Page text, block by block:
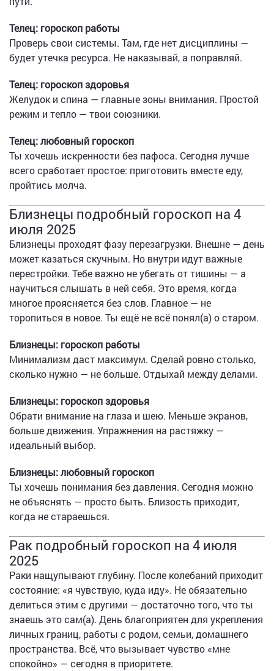
Телец: гороскоп работы
Проверь свои системы. Там, где нет дисциплины —
будет утечка ресурса. Не наказывай, а поправляй.
Телец: гороскоп здоровья
Желудок и спина — главные зоны внимания. Простой
режим и тепло — твои союзники.
Телец: любовный гороскоп
Ты хочешь искренности без пафоса. Сегодня лучше
всего сработает простое: приготовить вместе еду,
пройтись молча.
Близнецы подробный гороскоп на 4
июля 2025
Близнецы проходят фазу перезагрузки. Внешне — день
может казаться скучным. Но внутри идут важные
перестройки. Тебе важно не убегать от тишины — а
научиться слышать в ней себя. Это время, когда
многое проясняется без слов. Главное — не
торопиться в новое. Ты ещё не всё понял(а) о старом.
Близнецы: гороскоп работы
Минимализм даст максимум. Сделай ровно столько,
сколько нужно — не больше. Отдыхай между делами.
Близнецы: гороскоп здоровья
Обрати внимание на глаза и шею. Меньше экранов,
больше движения. Упражнения на растяжку —
идеальный выбор.
Близнецы: любовный гороскоп
Ты хочешь понимания без давления. Сегодня можно
не объяснять — просто быть. Близость приходит,
когда не стараешься.
Рак подробный гороскоп на 4 июля
2025
Раки нащупывают глубину. После колебаний приходит
состояние: «я чувствую, куда иду». Не обязательно
делиться этим с другими — достаточно того, что ты
знаешь это сам(а). День благоприятен для укрепления
личных границ, работы с родом, семьи, домашнего
пространства. Всё, что вызывает чувство «мне
спокойно» — сегодня в приоритете.